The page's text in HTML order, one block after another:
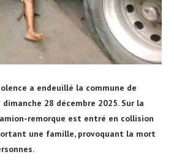
a endeuillé la commune de
dimanche 28 décembre 2025. Sur la
remorque est entré en collision
une famille, provoquant la mort